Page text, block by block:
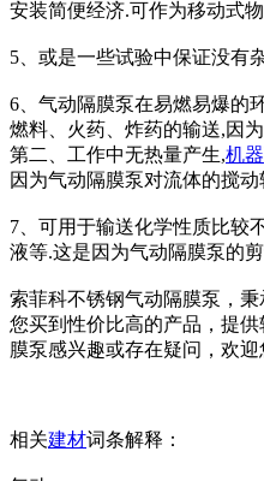
安装简便经济.可作为移动式
5、或是一些试验中保证没有
6、气动隔膜泵在易燃易爆的
燃料、火药、炸药的输送,因
第二、工作中无热量产生,机器
因为气动隔膜泵对流体的搅动
7、可用于输送化学性质比较
液等.这是因为气动隔膜泵的
索菲科不锈钢气动隔膜泵，
您买到性价比高的产品，提
膜泵感兴趣或存在疑问，欢
相关建材词条解释：